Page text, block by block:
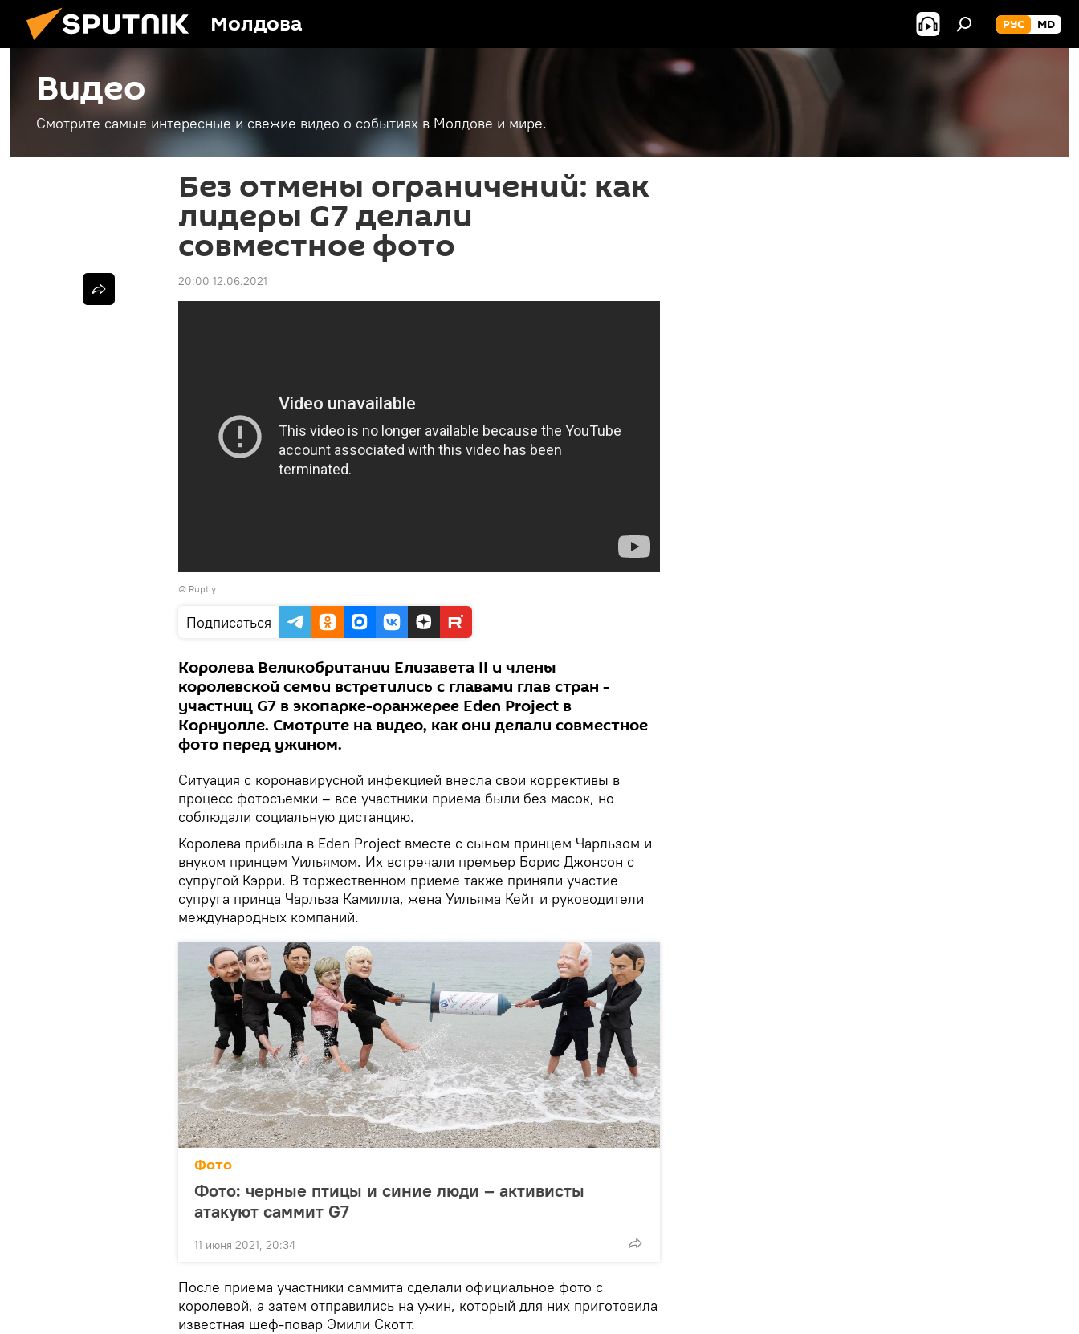
Молдова РУС MD
Видео
Смотрите самые интересные и свежие видео о событиях в Молдове и мире.
Без отмены ограничений: как
лидеры G7 делали
совместное фото
20:00 12.06.2021
© Ruptly
Подписаться
Королева Великобритании Елизавета II и члены
королевской семьи встретились с главами глав стран -
участниц G7 в экопарке-оранжерее Eden Project в
Корнуолле. Смотрите на видео, как они делали совместное
фото перед ужином.
Ситуация с коронавирусной инфекцией внесла свои коррективы в
процесс фотосъемки – все участники приема были без масок, но
соблюдали социальную дистанцию.
Королева прибыла в Eden Project вместе с сыном принцем Чарльзом и
внуком принцем Уильямом. Их встречали премьер Борис Джонсон с
супругой Кэрри. В торжественном приеме также приняли участие
супруга принца Чарльза Камилла, жена Уильяма Кейт и руководители
международных компаний.
Фото
Фото: черные птицы и синие люди – активисты
атакуют саммит G7
11 июня 2021, 20:34
После приема участники саммита сделали официальное фото с
королевой, а затем отправились на ужин, который для них приготовила
известная шеф-повар Эмили Скотт.